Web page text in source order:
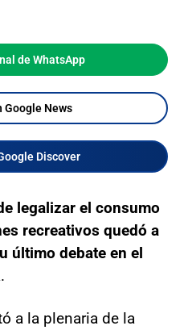
de WhatsApp
Google News
Discover
legalizar el consumo
recreativos quedó a
último debate en el
a la plenaria de la